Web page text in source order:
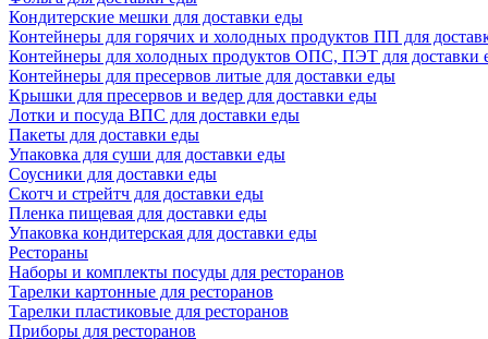
Кондитерские мешки для доставки еды
Контейнеры для горячих и холодных продуктов ПП для
Контейнеры для холодных продуктов ОПС, ПЭТ для доставки
Контейнеры для пресервов литые для доставки еды
Крышки для пресервов и ведер для доставки еды
Лотки и посуда ВПС для доставки еды
Пакеты для доставки еды
Упаковка для суши для доставки еды
Соусники для доставки еды
Скотч и стрейтч для доставки еды
Пленка пищевая для доставки еды
Упаковка кондитерская для доставки еды
Рестораны
Наборы и комплекты посуды для ресторанов
Тарелки картонные для ресторанов
Тарелки пластиковые для ресторанов
Приборы для ресторанов